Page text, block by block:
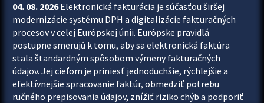
04. 08. 2026Elektronická fakturácia je súčasťou širšej
modernizácie systému DPH a digitalizácie fakturačných
procesov v celej Európskej únii. Európske pravidlá
postupne smerujú k tomu, aby sa elektronická faktúra
stala štandardným spôsobom výmeny fakturačných
údajov. Jej cieľom je priniesť jednoduchšie, rýchlejšie a
efektívnejšie spracovanie faktúr, obmedziť potrebu
ručného prepisovania údajov, znížiť riziko chýb a podporiť